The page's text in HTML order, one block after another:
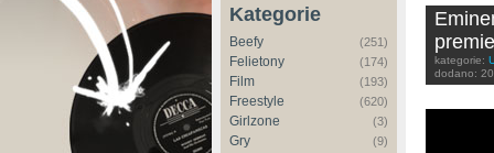
Kategorie
Beefy (251)
Felietony (174)
Film (193)
Freestyle (620)
Girlzone (3)
Gry (9)
kategorie:
dodano: